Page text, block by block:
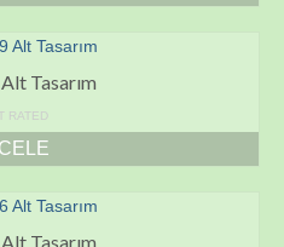
Tasarım
RATED
Tasarım